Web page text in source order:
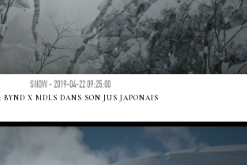
SNOW - 2019-04-22 09:25:00
BYND X MDLS DANS SON JUS JAPONAIS